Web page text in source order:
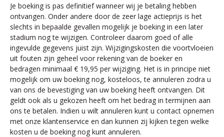
Je boeking is pas definitief wanneer wij je betaling hebben
ontvangen. Onder andere door de zeer lage actieprijs is het
slechts in bepaalde gevallen mogelijk je boeking in een later
stadium nog te wijzigen. Controleer daarom goed of alle
ingevulde gegevens juist zijn. Wijzigingskosten die voortvloeien
uit fouten zijn geheel voor rekening van de boeker en
bedragen minimaal € 19,95 per wijziging. Het is in principe niet
mogelijk om uw boeking nog, kosteloos, te annuleren zodra u
van ons de bevestiging van uw boeking heeft ontvangen. Dit
geldt ook als u gekozen heeft om het bedrag in termijnen aan
ons te betalen. Indien u wilt annuleren kunt u contact opnemen
met onze klantenservice en dan kunnen zij kijken tegen welke
kosten u de boeking nog kunt annuleren.